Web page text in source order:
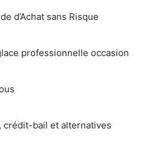
d’Achat sans Risque
professionnelle occasion
crédit-bail et alternatives